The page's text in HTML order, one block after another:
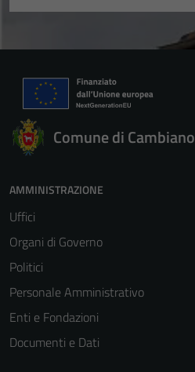
Comune di Cambiano
AMMINISTRAZIONE
Uffici
Organi di Governo
Politici
Personale Amministrativo
Enti e Fondazioni
Documenti e Dati